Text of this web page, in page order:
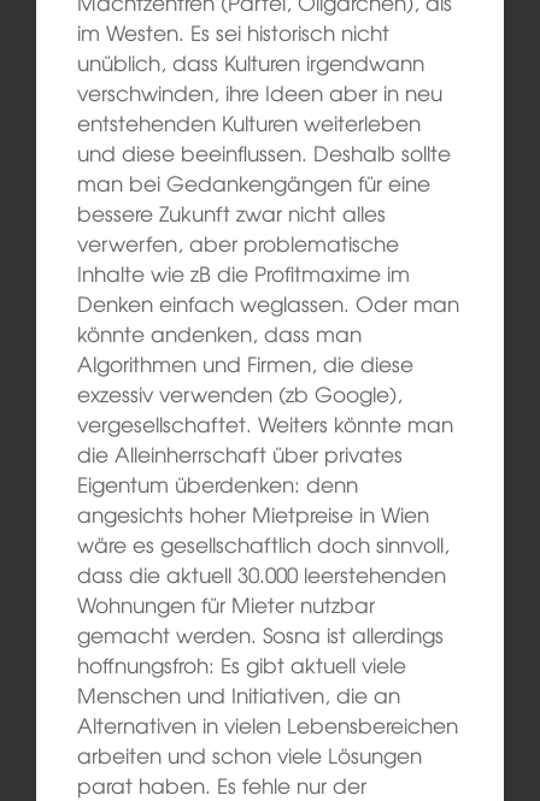
im Westen. Es sei historisch nicht
unüblich, dass Kulturen irgendwann
verschwinden, ihre Ideen aber in neu
entstehenden Kulturen weiterleben
und diese beeinflussen. Deshalb sollte
man bei Gedankengängen für eine
bessere Zukunft zwar nicht alles
verwerfen, aber problematische
Inhalte wie zB die Profitmaxime im
Denken einfach weglassen. Oder man
könnte andenken, dass man
Algorithmen und Firmen, die diese
exzessiv verwenden (zb Google),
vergesellschaftet. Weiters könnte man
die Alleinherrschaft über privates
Eigentum überdenken: denn
angesichts hoher Mietpreise in Wien
wäre es gesellschaftlich doch sinnvoll,
dass die aktuell 30.000 leerstehenden
Wohnungen für Mieter nutzbar
gemacht werden. Sosna ist allerdings
hoffnungsfroh: Es gibt aktuell viele
Menschen und Initiativen, die an
Alternativen in vielen Lebensbereichen
arbeiten und schon viele Lösungen
parat haben. Es fehle nur der